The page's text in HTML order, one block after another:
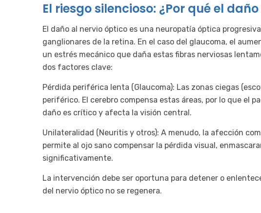
El riesgo silencioso: ¿Por qué el
El daño al nervio óptico es una neuropatía óptica
ganglionares de la retina. En el caso del glaucoma, el
un estrés mecánico que daña estas fibras nerviosas
dos factores clave:
Pérdida periférica lenta (Glaucoma): Las zonas ciegas
periférico. El cerebro compensa estas áreas, por lo que el
daño es crítico y afecta la visión central.
Unilateralidad (Neuritis y otros): A menudo, la afección
permite al ojo sano compensar la pérdida visual,
significativamente.
La intervención debe ser oportuna para detener o
del nervio óptico no se regenera.